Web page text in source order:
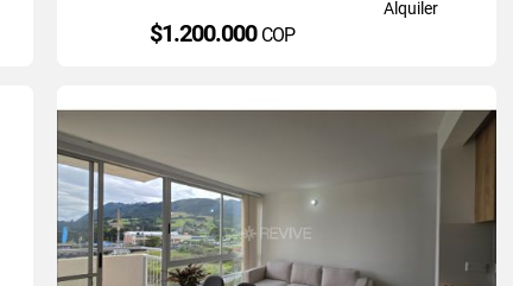
Alquiler
$1.200.000 COP